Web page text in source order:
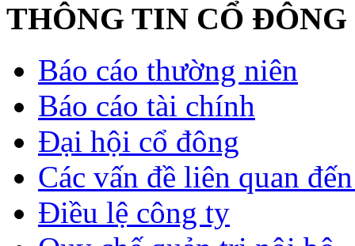
THÔNG TIN CỔ ĐÔNG
Báo cáo thường niên
Báo cáo tài chính
Đại hội cổ đông
Các vấn đề liên quan
Điều lệ công ty